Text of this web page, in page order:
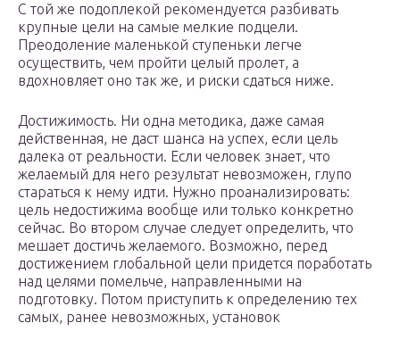
С той же подоплекой рекомендуется разбивать
крупные цели на самые мелкие подцели.
Преодоление маленькой ступеньки легче
осуществить, чем пройти целый пролет, а
вдохновляет оно так же, и риски сдаться ниже.
Достижимость. Ни одна методика, даже самая
действенная, не даст шанса на успех, если цель
далека от реальности. Если человек знает, что
желаемый для него результат невозможен, глупо
стараться к нему идти. Нужно проанализировать:
цель недостижима вообще или только конкретно
сейчас. Во втором случае следует определить, что
мешает достичь желаемого. Возможно, перед
достижением глобальной цели придется поработать
над целями помельче, направленными на
подготовку. Потом приступить к определению тех
самых, ранее невозможных, установок